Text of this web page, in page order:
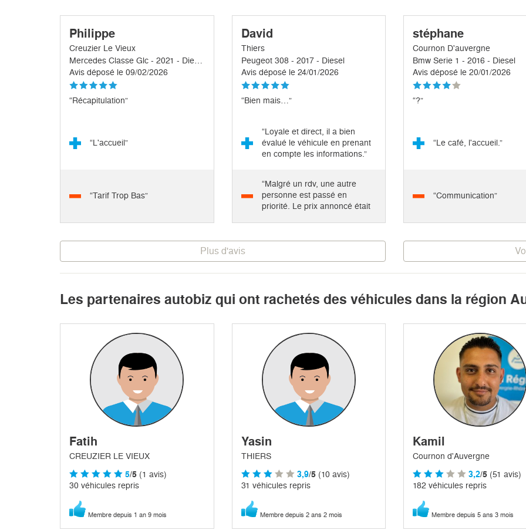
Philippe
Creuzier Le Vieux
Avis déposé le 09/02/2026
“Récapitulation”
“L'accueil”
“Tarif Trop Bas”
David
Thiers
Peugeot 308 - 2017 - Diesel
Avis déposé le 24/01/2026
“Bien mais…”
“Loyale et direct, il a bien
évalué le véhicule en prenant
en compte les informations.”
“Malgré un rdv, une autre
personne est passé en
priorité. Le prix annoncé était
stéphane
Cournon D'auvergne
Bmw Serie 1 - 2016 - Diesel
Avis déposé le 20/01/2026
“?”
“Le café, l'accueil.”
“Communication”
Plus d'avis
Les partenaires autobiz qui ont rachetés des véhicules dans la région
Fatih
CREUZIER LE VIEUX
5/5 (1 avis)
30 véhicules repris
Membre depuis 1 an 9 mois
Yasin
THIERS
3,9/5(10 avis)
31 véhicules repris
Membre depuis 2 ans 2 mois
Kamil
Cournon d'Auvergne
3,2/5 (51 avis)
182 véhicules repris
Membre depuis 5 ans 3 mois